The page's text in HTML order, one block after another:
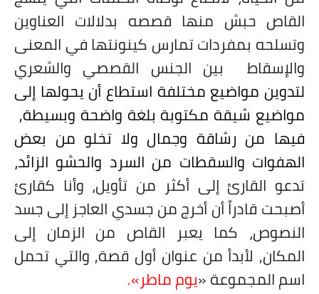
القاص حبش منها قصصه بدلالات العناوين
وتسلحه بمفردات تمارس كينونتها في المعنى
والإسقاط
بين الجنس القصصي والشعري
لتدوين مواضيع مختلفة استطاع أن يحولها إلى
مواضيع شيقة مكتوبة بلغة واضحة وبسيطة,
فيها من رشاقة وجمال ولا تخلو من بعض
الهفوات والسقطات من السرد والحشو الزائد،
تدعو القارئ إلى أكثر من تأويل، وأنا كقارئ
أصبحت قادراً أن أخرج من جسدي العاجز إلى جسد
النصوص، كما يعبر القاص من الزمان إلى
المكان, لأبدأ من عنوان أول قصة, والتي تحمل
اسم المجموعة «يوم ماطر».